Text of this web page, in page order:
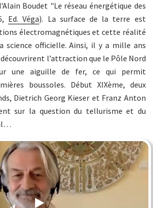
Boudet "Le réseau énergétique des
Ed. Véga). La surface de la terre est
électromagnétiques et cette réalité
science officielle. Ainsi, il y a mille ans
l’attraction que le Pôle Nord
une aiguille de fer, ce qui permit
boussoles. Début XIXème, deux
Dietrich Georg Kieser et Franz Anton
sur la question du tellurisme et du